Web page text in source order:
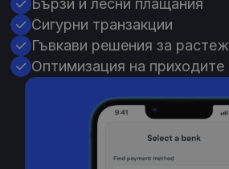
Бързи и лесни плащания
Сигурни транзакции
Гъвкави решения за растеж
Оптимизация на приходите